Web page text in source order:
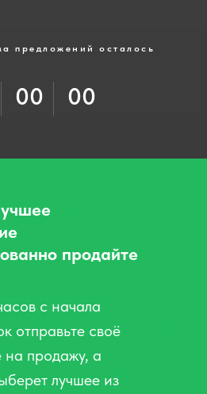
предложений осталось
00 00
продайте
c начала
отправьте своё
на продажу, а
лучшее из